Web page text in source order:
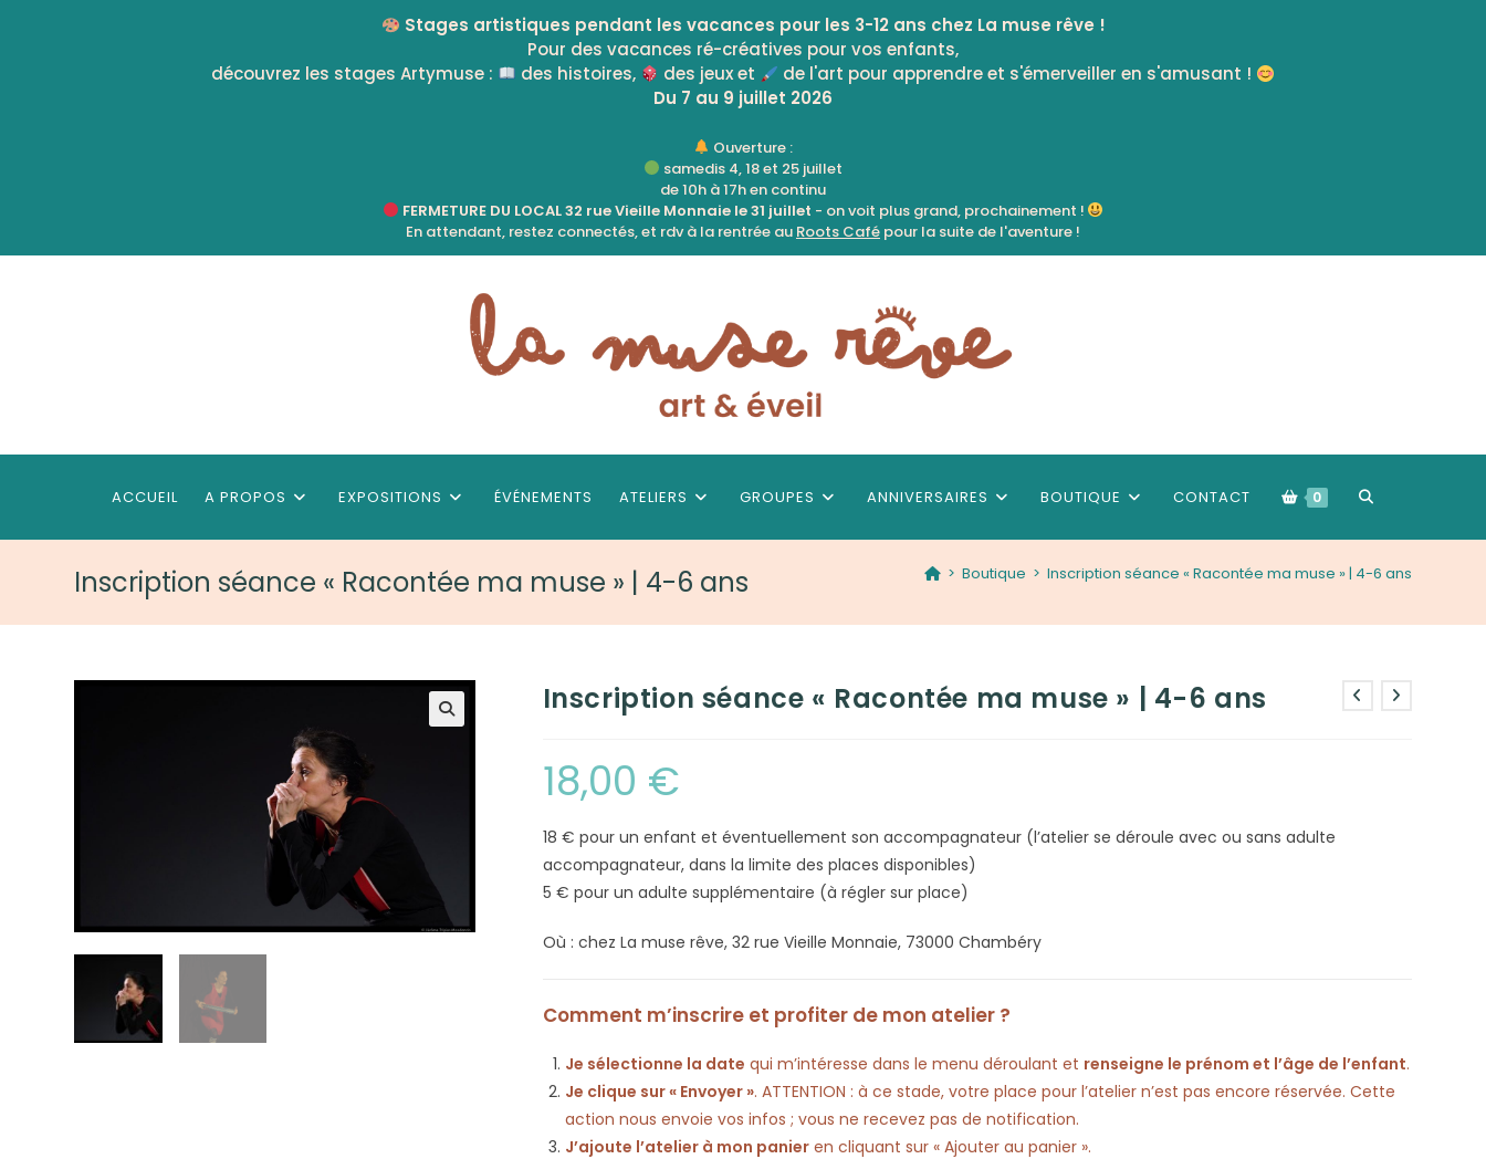
Stages artistiques pendant les vacances pour les 3-12 ans chez La muse rêve !
Pour des vacances ré-créatives pour vos enfants,
découvrez les stages Artymuse :
des histoires, des jeux et
de l'art pour apprendre et s'émerveiller en s'amusant !
Du 7 au 9 juillet 2026
Ouverture :
samedis 4, 18 et 25 juillet
de 10h à 17h en continu
FERMETURE DU LOCAL 32 rue Vieille Monnaie le 31 juillet - on voit plus grand, prochainement !
En attendant, restez connectés, et rdv à la rentrée au Roots Café pour la suite de l'aventure !
ACCUEIL A PROPOS EXPOSITIONS ÉVÉNEMENTS ATELIERS GROUPES ANNIVERSAIRES BOUTIQUE CONTACT 0 TOGGLE
WEBSITE
Inscription séance « Racontée ma muse » | 4-6 ans > Boutique > Inscription séance « Racontée ma muse » | 4-6 ans
Inscription séance « Racontée ma muse » | 4-6 ans
18,00 €
18 € pour un enfant et éventuellement son accompagnateur (l’atelier se déroule avec ou sans adulte
accompagnateur, dans la limite des places disponibles)
5 € pour un adulte supplémentaire (à régler sur place)
Où : chez La muse rêve, 32 rue Vieille Monnaie, 73000 Chambéry
Comment m’inscrire et profiter de mon atelier ?
Je sélectionne la date qui m’intéresse dans le menu déroulant et renseigne le prénom et l’âge de l’enfant.
Je clique sur « Envoyer ». ATTENTION : à ce stade, votre place pour l’atelier n’est pas encore réservée. Cette
action nous envoie vos infos ; vous ne recevez pas de notification.
J’ajoute l’atelier à mon panieren cliquant sur « Ajouter au panier ».